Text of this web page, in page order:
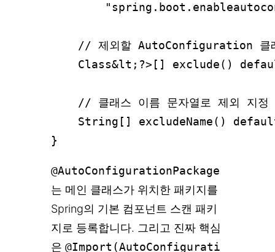
// 제외할 AutoConfiguration 클
Class&lt;?>[] exclude()
// 클래스 이름 문자열로 제외 지정
String[] excludeName()
@AutoConfigurationPackage
는 메인 클래스가 위치한 패키지를
Spring의 기본 컴포넌트 스캔 패키
지로 등록합니다. 그리고 진짜 핵심
은 @Import(AutoConfigurati